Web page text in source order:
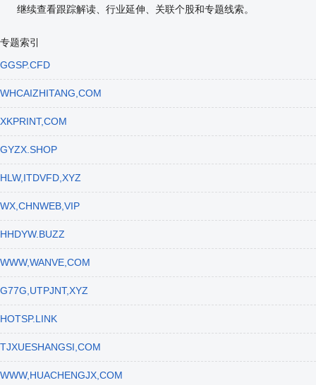
继续查看跟踪解读、行业延伸、关联个股和专题线索。
专题索引
GGSP.CFD
WHCAIZHITANG,COM
XKPRINT,COM
GYZX.SHOP
HLW,ITDVFD,XYZ
WX,CHNWEB,VIP
HHDYW.BUZZ
WWW,WANVE,COM
G77G,UTPJNT,XYZ
HOTSP.LINK
TJXUESHANGSI,COM
WWW,HUACHENGJX,COM